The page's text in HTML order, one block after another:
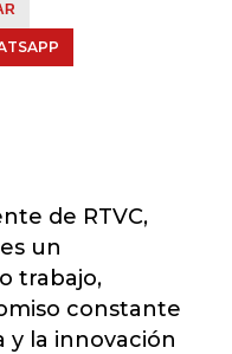
de RTVC,
un
trabajo,
constante
la innovación